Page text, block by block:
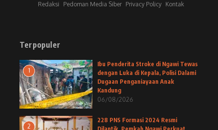
Redaksi Pedoman Media Siber Privacy Policy Kontak
Terpopuler
1
Ibu Penderita Stroke di Ngawi Tewas
dengan Luka di Kepala, Polisi Dalami
Dugaan Penganiayaan Anak
Kandung
06/08/2026
2
228 PNS Formasi 2024 Resmi